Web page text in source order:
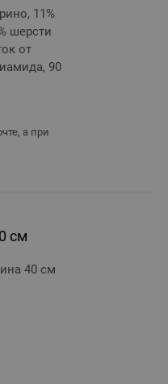
11%
шерсти
от
90
а при
см
40 см